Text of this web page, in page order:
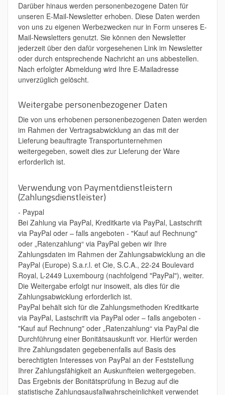
Darüber hinaus werden personenbezogene Daten für
unseren E-Mail-Newsletter erhoben. Diese Daten werden
von uns zu eigenen Werbezwecken nur in Form unseres E-
Mail-Newsletters genutzt. Sie können den Newsletter
jederzeit über den dafür vorgesehenen Link im Newsletter
oder durch entsprechende Nachricht an uns abbestellen.
Nach erfolgter Abmeldung wird Ihre E-Mailadresse
unverzüglich gelöscht.
Weitergabe personenbezogener Daten
Die von uns erhobenen personenbezogenen Daten werden
im Rahmen der Vertragsabwicklung an das mit der
Lieferung beauftragte Transportunternehmen
weitergegeben, soweit dies zur Lieferung der Ware
erforderlich ist.
Verwendung von Paymentdienstleistern
(Zahlungsdienstleister)
- Paypal
Bei Zahlung via PayPal, Kreditkarte via PayPal, Lastschrift
via PayPal oder – falls angeboten - "Kauf auf Rechnung"
oder „Ratenzahlung“ via PayPal geben wir Ihre
Zahlungsdaten im Rahmen der Zahlungsabwicklung an die
PayPal (Europe) S.a.r.l. et Cie, S.C.A., 22-24 Boulevard
Royal, L-2449 Luxembourg (nachfolgend "PayPal"), weiter.
Die Weitergabe erfolgt nur insoweit, als dies für die
Zahlungsabwicklung erforderlich ist.
PayPal behält sich für die Zahlungsmethoden Kreditkarte
via PayPal, Lastschrift via PayPal oder – falls angeboten -
"Kauf auf Rechnung" oder „Ratenzahlung“ via PayPal die
Durchführung einer Bonitätsauskunft vor. Hierfür werden
Ihre Zahlungsdaten gegebenenfalls auf Basis des
berechtigten Interesses von PayPal an der Feststellung
Ihrer Zahlungsfähigkeit an Auskunfteien weitergegeben.
Das Ergebnis der Bonitätsprüfung in Bezug auf die
statistische Zahlungsausfallwahrscheinlichkeit verwendet